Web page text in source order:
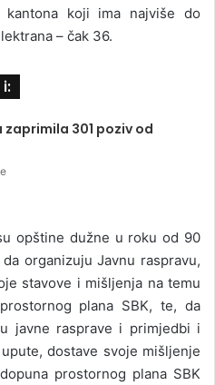
kantona koji ima najviše do
– čak 36.
zaprimila 301 poziv od
opštine dužne u roku od 90
organizuju Javnu raspravu,
stavove i mišljenja na temu
plana SBK, te, da
javne rasprave i primjedbi i
dostave svoje mišljenje
prostornog plana SBK